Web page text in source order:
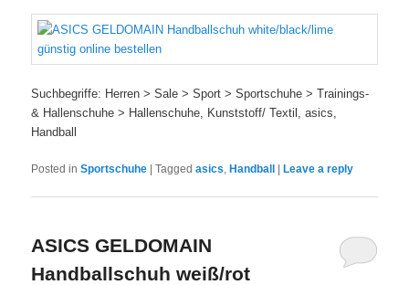
Suchbegriffe: Herren > Sale > Sport > Sportschuhe > Trainings-
& Hallenschuhe > Hallenschuhe, Kunststoff/ Textil, asics,
Handball
Posted in Sportschuhe |Tagged asics, Handball Leave a reply
ASICS GELDOMAIN
Handballschuh weiß/rot